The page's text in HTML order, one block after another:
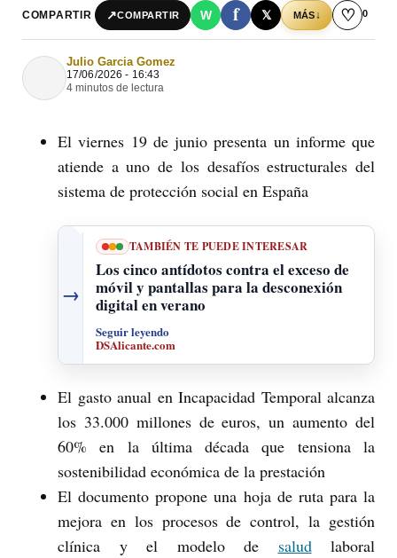
COMPARTIR ↗COMPARTIR W f 𝕏 MÁS↓ ♡ 0
Julio Garcia Gomez
17/06/2026 - 16:43
4 minutos de lectura
El viernes 19 de junio presenta un informe que
atiende a uno de los desafíos estructurales del
sistema de protección social en España
→
TAMBIÉN TE PUEDE INTERESAR
Los cinco antídotos contra el exceso de
móvil y pantallas para la desconexión
digital en verano
Seguir leyendo
DSAlicante.com
El gasto anual en Incapacidad Temporal alcanza
los 33.000 millones de euros, un aumento del
60% en la última década que tensiona la
sostenibilidad económica de la prestación
El documento propone una hoja de ruta para la
mejora en los procesos de control, la gestión
clínica y el modelo de saludlaboral